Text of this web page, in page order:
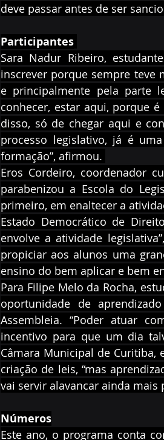
deve passar antes de ser
Participantes
Sara Nadur Ribeiro,
inscrever porque sempre teve
e principalmente pela parte
conhecer, estar aqui, porque
disso, só de chegar aqui e
processo legislativo, já é
formação”, afirmou.
Eros Cordeiro, coordenador
parabenizou a Escola do
primeiro, em enaltecer a
Estado Democrático de
envolve a atividade
propiciar aos alunos uma
ensino do bem aplicar e bem
Para Filipe Melo da Rocha,
oportunidade de
Assembleia. “Poder atuar
incentivo para que um dia
Câmara Municipal de
criação de leis, “mas
vai servir alavancar ainda mais
Números
Este ano, o programa conta